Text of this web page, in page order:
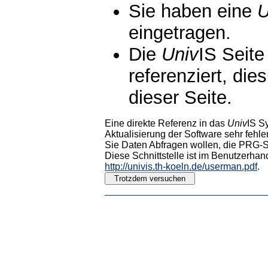
Sie haben eine
eingetragen.
Die UnivIS
referenziert,
dieser Seite.
Eine direkte Referenz in das UnivIS
Aktualisierung der Software sehr
Sie Daten Abfragen wollen, die PRG-
Diese Schnittstelle ist im
http://univis.th-koeln.de/userman.pdf.